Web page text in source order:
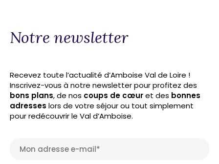
Notre newsletter
Recevez toute l’actualité d’Amboise Val de Loire !
Inscrivez-vous à notre newsletter pour profitez des
bons plans, de nos coups de cœuret des bonnes
adresses lors de votre séjour ou tout simplement
pour redécouvrir le Val d’Amboise.